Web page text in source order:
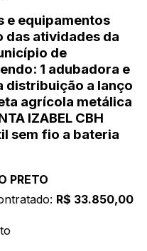
e equipamentos
das atividades da
de
1 adubadora e
distribuição a lanço
agrícola metálica
IZABEL CBH
sem fio a bateria
PRETO
: R$ 33.850,00
o